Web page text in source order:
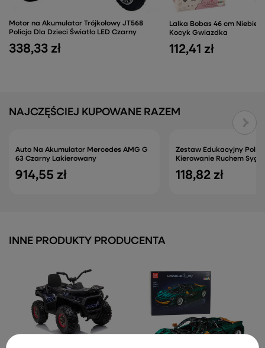
Motor na Akumulator Trójkołowy JT568
Policja Dla Dzieci Światło LED Czarny
338,33 zł
Lalka Bobas 46 cm
Kocyk Gwiazdka
112,41 zł
NAJCZĘŚCIEJ KUPOWANE RAZEM
Auto Na Akumulator Mercedes AMG G
63 Czarny Lakierowany
914,55 zł
Zestaw Edukacyjny
Kierowanie Ruchem
118,82 zł
INNE PRODUKTY PRODUCENTA